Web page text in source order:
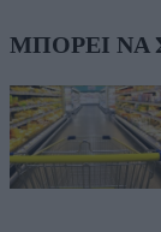
ΜΠΟΡΕΙ ΝΑ